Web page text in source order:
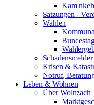
Satzungen -
Wahlen
Schadensmelder
Krisen &
Notruf,
Leben & Wohnen
Über Wolnzach